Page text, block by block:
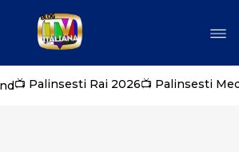
📺 Palinsesti Rai 2026📺 Palinsesti